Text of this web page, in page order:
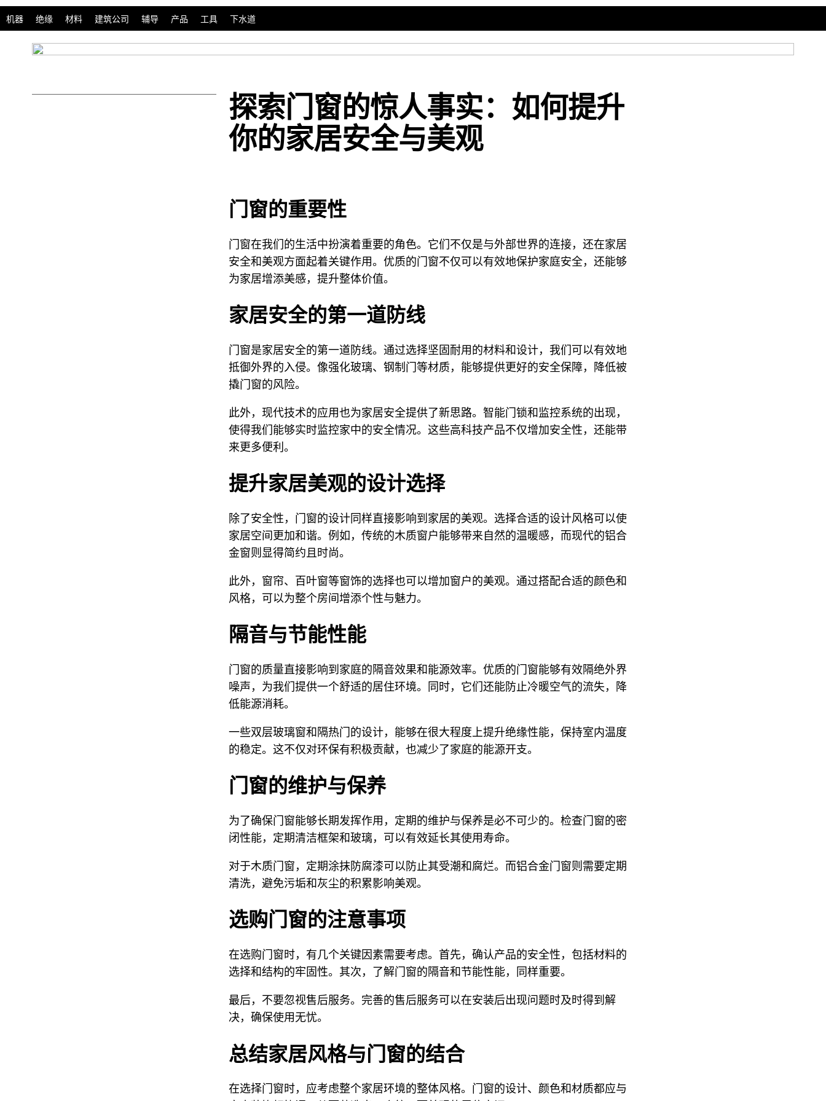
机器 绝缘 材料 建筑公司 辅导 产品 工具 下水道
探索门窗的惊人事实：如何提升
你的家居安全与美观
门窗的重要性
门窗在我们的生活中扮演着重要的角色。它们不仅是与外部世界的连接，还在家居
安全和美观方面起着关键作用。优质的门窗不仅可以有效地保护家庭安全，还能够
为家居增添美感，提升整体价值。
家居安全的第一道防线
门窗是家居安全的第一道防线。通过选择坚固耐用的材料和设计，我们可以有效地
抵御外界的入侵。像强化玻璃、钢制门等材质，能够提供更好的安全保障，降低被
撬门窗的风险。
此外，现代技术的应用也为家居安全提供了新思路。智能门锁和监控系统的出现，
使得我们能够实时监控家中的安全情况。这些高科技产品不仅增加安全性，还能带
来更多便利。
提升家居美观的设计选择
除了安全性，门窗的设计同样直接影响到家居的美观。选择合适的设计风格可以使
家居空间更加和谐。例如，传统的木质窗户能够带来自然的温暖感，而现代的铝合
金窗则显得简约且时尚。
此外，窗帘、百叶窗等窗饰的选择也可以增加窗户的美观。通过搭配合适的颜色和
风格，可以为整个房间增添个性与魅力。
隔音与节能性能
门窗的质量直接影响到家庭的隔音效果和能源效率。优质的门窗能够有效隔绝外界
噪声，为我们提供一个舒适的居住环境。同时，它们还能防止冷暖空气的流失，降
低能源消耗。
一些双层玻璃窗和隔热门的设计，能够在很大程度上提升绝缘性能，保持室内温度
的稳定。这不仅对环保有积极贡献，也减少了家庭的能源开支。
门窗的维护与保养
为了确保门窗能够长期发挥作用，定期的维护与保养是必不可少的。检查门窗的密
闭性能，定期清洁框架和玻璃，可以有效延长其使用寿命。
对于木质门窗，定期涂抹防腐漆可以防止其受潮和腐烂。而铝合金门窗则需要定期
清洗，避免污垢和灰尘的积累影响美观。
选购门窗的注意事项
在选购门窗时，有几个关键因素需要考虑。首先，确认产品的安全性，包括材料的
选择和结构的牢固性。其次，了解门窗的隔音和节能性能，同样重要。
最后，不要忽视售后服务。完善的售后服务可以在安装后出现问题时及时得到解
决，确保使用无忧。
总结家居风格与门窗的结合
在选择门窗时，应考虑整个家居环境的整体风格。门窗的设计、颜色和材质都应与